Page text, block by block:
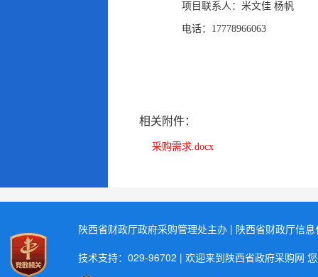
项目联系人： 米文佳 杨帆
电话： 17778966063
相关附件：
采购需求.docx
陕西省财政厅政府采购管理处主办 | 陕西省财政厅信
技术支持：029-96702 | 欢迎来到陕西省政府采购网